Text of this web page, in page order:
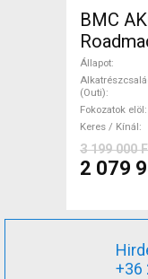
BMC
Ultegra
Állapot
(Outi)
Fokozatok elöl
Keres / Kínál
3 199 000
2 079
+36